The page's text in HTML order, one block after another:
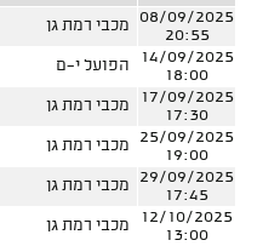
08/09/2025
20:55
מכבי רמת גן
14/09/2025
18:00
הפועל י-ם
17/09/2025
17:30
מכבי רמת גן
25/09/2025
19:00
מכבי רמת גן
29/09/2025
17:45
מכבי רמת גן
12/10/2025
13:00
מכבי רמת גן